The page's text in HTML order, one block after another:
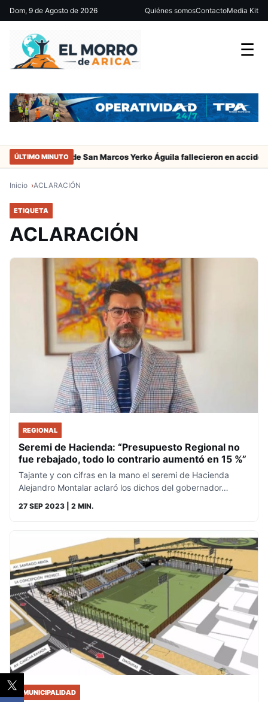
Dom, 9 de Agosto de 2026 Quiénes somosContactoMedia Kit
☰
ÚLTIMO MINUTO
del jugador de San Marcos Yerko Águila fallecieron en
Inicio ACLARACIÓN
ETIQUETA
ACLARACIÓN
REGIONAL
Seremi de Hacienda: “Presupuesto Regional no
fue rebajado, todo lo contrario aumentó en 15 %”
Tajante y con cifras en la mano el seremi de Hacienda
Alejandro Montalar aclaró los dichos del gobernador…
27 SEP 2023 | 2 MIN.
MUNICIPALIDAD